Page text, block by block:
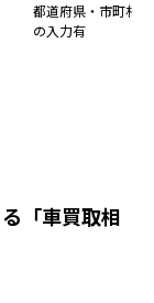
都道府県・市町村
の入力有
「車買取相